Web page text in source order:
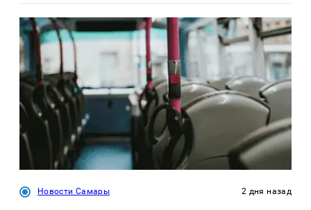
Новости Самары 2 дня назад